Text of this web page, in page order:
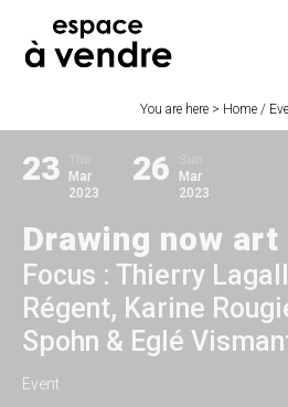
You are here > Home /
23
Mar
2023
26
Mar
2023
Drawing now
Focus : Thierry
Régent, Karine
Spohn & Eglé
Event